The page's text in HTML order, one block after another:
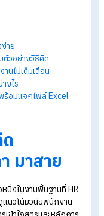
มือคำนวณสำหรับ HR มือให
ลา มาสาย คือข้อ
สรุปสถิติการเข้างา
ปรู้สูตร วิธีคิดแบบ
พร้อมตัวอย่างวิธีคิด
ทำงานไม่เต็มเดือน